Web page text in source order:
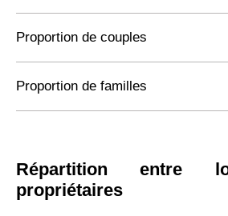
Proportion de couples
Proportion de familles
Répartition entre
propriétaires